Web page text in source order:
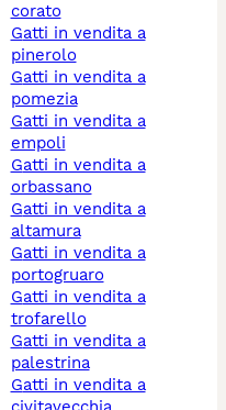
corato
gatti in vendita a
pinerolo
gatti in vendita a
pomezia
gatti in vendita a
empoli
gatti in vendita a
orbassano
gatti in vendita a
altamura
gatti in vendita a
portogruaro
gatti in vendita a
trofarello
gatti in vendita a
palestrina
gatti in vendita a